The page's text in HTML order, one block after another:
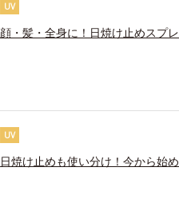
UV
顔・髪・全身に！日焼け止めスプ
UV
日焼け止めも使い分け！今から始